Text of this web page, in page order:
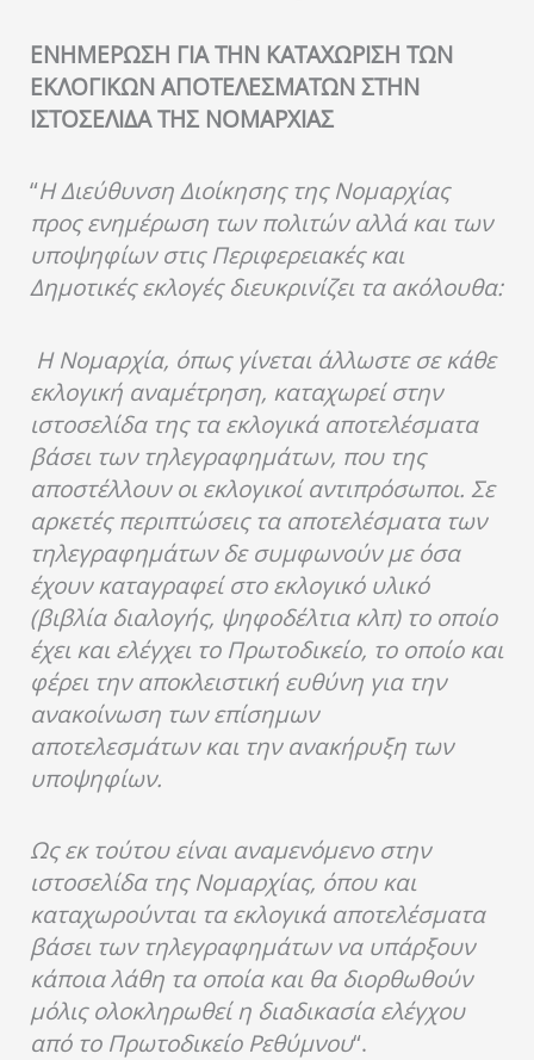
ΕΝΗΜΕΡΩΣΗ ΓΙΑ ΤΗΝ ΚΑΤΑΧΩΡΙΣΗ ΤΩΝ
ΕΚΛΟΓΙΚΩΝ ΑΠΟΤΕΛΕΣΜΑΤΩΝ ΣΤΗΝ
ΙΣΤΟΣΕΛΙΔΑ ΤΗΣ ΝΟΜΑΡΧΙΑΣ
“Η Διεύθυνση Διοίκησης της Νομαρχίας
προς ενημέρωση των πολιτών αλλά και των
υποψηφίων στις Περιφερειακές και
Δημοτικές εκλογές διευκρινίζει τα ακόλουθα:
Η Νομαρχία, όπως γίνεται άλλωστε σε κάθε
εκλογική αναμέτρηση, καταχωρεί στην
ιστοσελίδα της τα εκλογικά αποτελέσματα
βάσει των τηλεγραφημάτων, που της
αποστέλλουν οι εκλογικοί αντιπρόσωποι. Σε
αρκετές περιπτώσεις τα αποτελέσματα των
τηλεγραφημάτων δε συμφωνούν με όσα
έχουν καταγραφεί στο εκλογικό υλικό
(βιβλία διαλογής, ψηφοδέλτια κλπ) το οποίο
έχει και ελέγχει το Πρωτοδικείο, το οποίο και
φέρει την αποκλειστική ευθύνη για την
ανακοίνωση των επίσημων
αποτελεσμάτων και την ανακήρυξη των
υποψηφίων.
Ως εκ τούτου είναι αναμενόμενο στην
ιστοσελίδα της Νομαρχίας, όπου και
καταχωρούνται τα εκλογικά αποτελέσματα
βάσει των τηλεγραφημάτων να υπάρξουν
κάποια λάθη τα οποία και θα διορθωθούν
μόλις ολοκληρωθεί η διαδικασία ελέγχου
από το Πρωτοδικείο Ρεθύμνου“.